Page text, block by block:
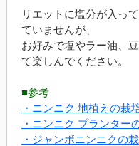
リエットに塩分が入っ
ていませんが、
お好みで塩やラー油、
て楽しんでください。
■参考
・ニンニク 地植えの栽
・ニンニク プランター
・ジャンボニンニクの